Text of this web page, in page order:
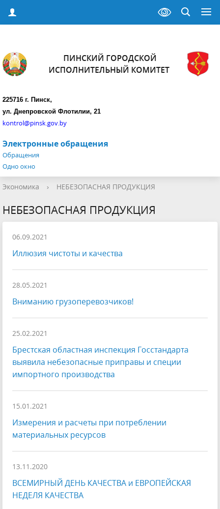
ПИНСКИЙ ГОРОДСКОЙ
ИСПОЛНИТЕЛЬНЫЙ КОМИТЕТ
225716 г. Пинск,
ул. Днепровской Флотилии, 21
kontrol@pinsk.gov.by
Электронные обращения
Обращения
Одно окно
Экономика › НЕБЕЗОПАСНАЯ ПРОДУКЦИЯ
НЕБЕЗОПАСНАЯ ПРОДУКЦИЯ
06.09.2021
Иллюзия чистоты и качества
28.05.2021
Вниманию грузоперевозчиков!
25.02.2021
Брестская областная инспекция Госстандарта
выявила небезопасные приправы и специи
импортного производства
15.01.2021
Измерения и расчеты при потреблении
материальных ресурсов
13.11.2020
ВСЕМИРНЫЙ ДЕНЬ КАЧЕСТВА и ЕВРОПЕЙСКАЯ
НЕДЕЛЯ КАЧЕСТВА